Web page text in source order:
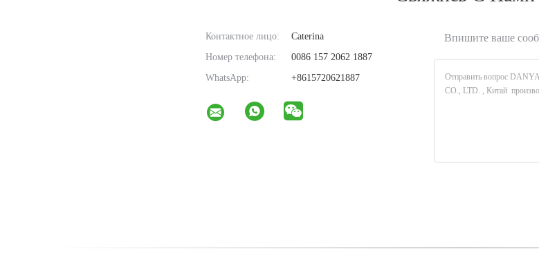
Контактное лицо:
Caterina
Номер телефона:
0086 157 2062 1887
WhatsApp:
+8615720621887
Впишите ваше